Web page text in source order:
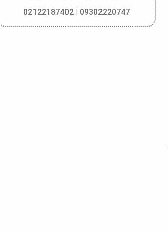
09302220747 | 02122187402